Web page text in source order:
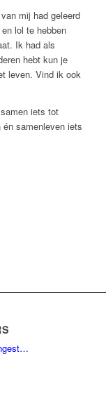
mij had geleerd
lol te hebben
Ik had als
hebt kun je
leven. Vind ik ook
iets tot
samenleven iets